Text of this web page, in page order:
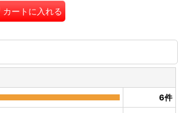
カートに入れる
6件